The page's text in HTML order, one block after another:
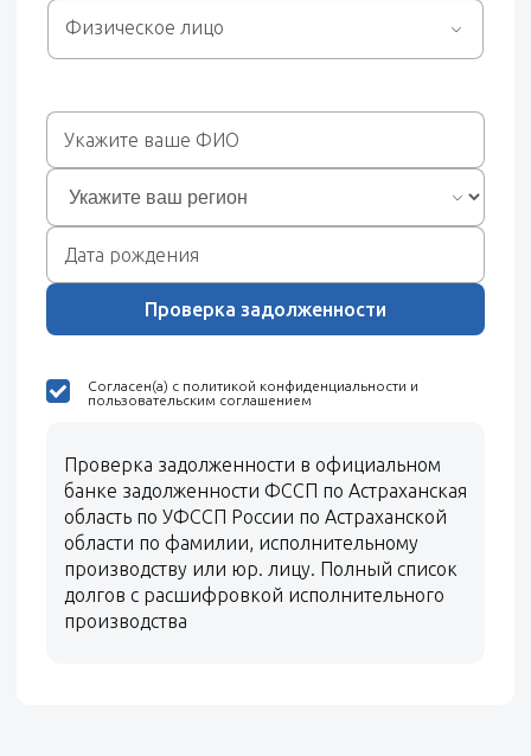
Физическое лицо
Проверка задолженности
Согласен(а) с политикой конфиденциальности и
пользовательским соглашением
Проверка задолженности в официальном
банке задолженности ФССП по Астраханская
область по УФССП России по Астраханской
области по фамилии, исполнительному
производству или юр. лицу. Полный список
долгов с расшифровкой исполнительного
производства